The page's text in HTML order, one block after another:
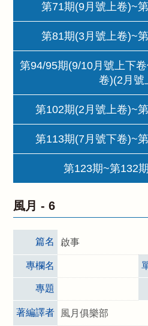
第71期(9月號上卷)~
第81期(3月號上卷)~
第94/95期(9/10月號上下
卷)(2月號
第102期(2月號上卷)~
第113期(7月號下卷)~
第123期~第132
風月 -6
篇名 啟事
專欄名
專題
著編譯者 風月俱樂部